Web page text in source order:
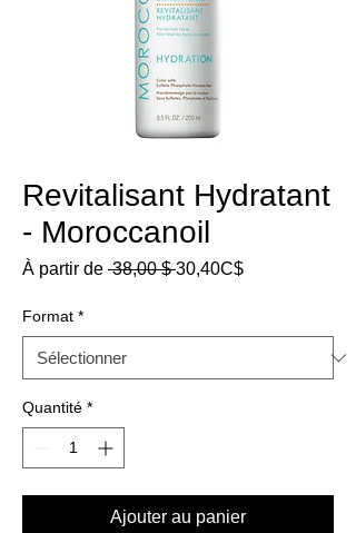
Revitalisant Hydratant
- Moroccanoil
À partir de 38,00 $ Prix
30,40C$Prix
Format *
Quantité *
Ajouter au panier